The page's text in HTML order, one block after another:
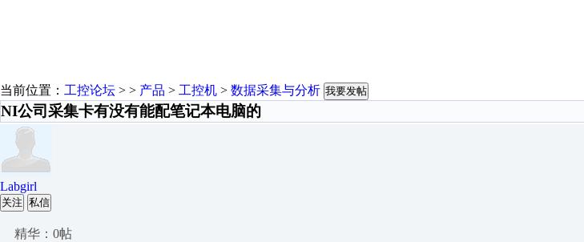
当前位置： 工控论坛 > > 产品 > 工控机 > 数据采集与分析 我要发帖
NI公司采集卡有没有能配笔记本电脑的
Labgirl
关注 私信
精华：0帖